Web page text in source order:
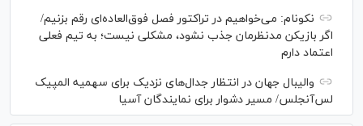
نکونام: می‌خواهیم در تراکتور فصل فوق‌العاده‌ای رقم بزنیم/
اگر بازیکن مدنظرمان جذب نشود، مشکلی نیست؛ به تیم فعلی
اعتماد دارم
والیبال جهان در انتظار جدال‌های نزدیک برای سهمیه المپیک
لس‌آنجلس/ مسیر دشوار برای نمایندگان آسیا